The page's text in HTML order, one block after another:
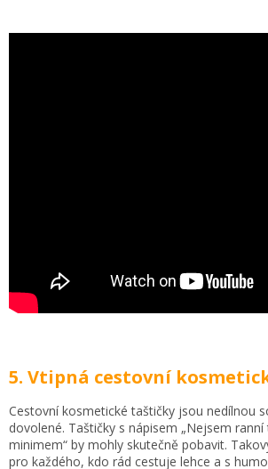
5. Vtipná cestovní
Cestovní kosmetické taštičky jsou nedílnou
dovolené. Taštičky s nápisem „Nejsem ranní
minimem“ by mohly skutečně pobavit.
pro každého, kdo rád cestuje lehce a s